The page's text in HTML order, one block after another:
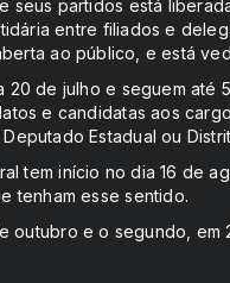
partidos está
entre filiados e
ao público, e está
20 de julho e seguem
e candidatas aos
Estadual ou
tem início no dia 16 de
tenham esse sentido.
outubro e o segundo, em